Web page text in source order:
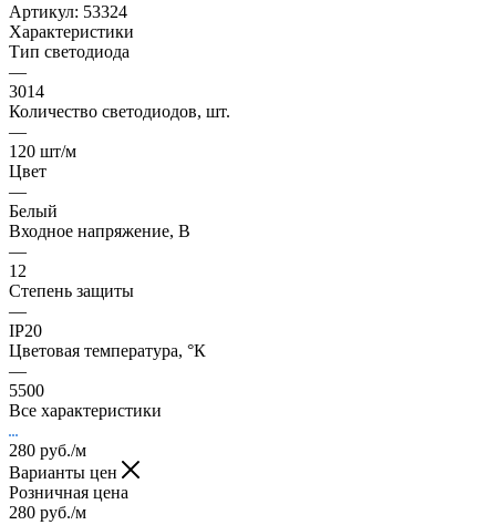
Артикул: 53324
Характеристики
Тип светодиода
—
3014
Количество светодиодов, шт.
—
120 шт/м
Цвет
—
Белый
Входное напряжение, В
—
12
Степень защиты
—
IP20
Цветовая температура, °К
—
5500
Все характеристики
280 руб./м
Варианты цен
Розничная цена
280 руб./м